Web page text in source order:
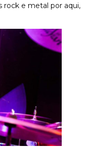
rock e metal por aqui,